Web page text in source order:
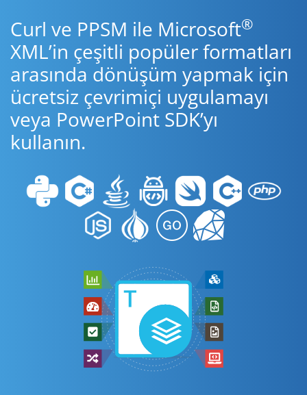
Curl ve PPSM ile Microsoft®
XML’in çeşitli popüler formatları
arasında dönüşüm yapmak için
ücretsiz çevrimiçi uygulamayı
veya PowerPoint SDK’yı
kullanın.